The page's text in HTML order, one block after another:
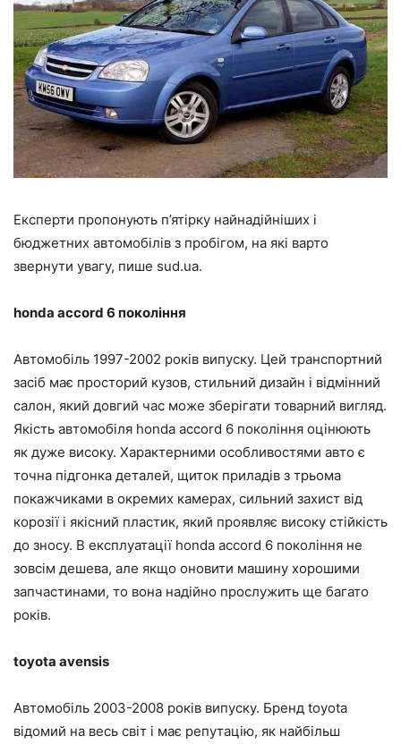
Експерти пропонують п’ятірку найнадійніших і
бюджетних автомобілів з пробігом, на які варто
звернути увагу, пише sud.ua.
honda accord 6 покоління
Автомобіль 1997-2002 років випуску. Цей транспортний
засіб має просторий кузов, стильний дизайн і відмінний
салон, який довгий час може зберігати товарний вигляд.
Якість автомобіля honda accord 6 покоління оцінюють
як дуже високу. Характерними особливостями авто є
точна підгонка деталей, щиток приладів з трьома
покажчиками в окремих камерах, сильний захист від
корозії і якісний пластик, який проявляє високу стійкість
до зносу. В експлуатації honda accord 6 покоління не
зовсім дешева, але якщо оновити машину хорошими
запчастинами, то вона надійно прослужить ще багато
років.
toyota avensis
Автомобіль 2003-2008 років випуску. Бренд toyota
відомий на весь світ і має репутацію, як найбільш